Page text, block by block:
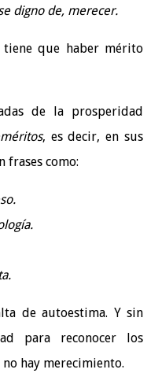
digno de, merecer.
tiene que haber mérito
de la prosperidad
, es decir, en sus
frases como:
de autoestima. Y sin
para reconocer los
hay merecimiento.